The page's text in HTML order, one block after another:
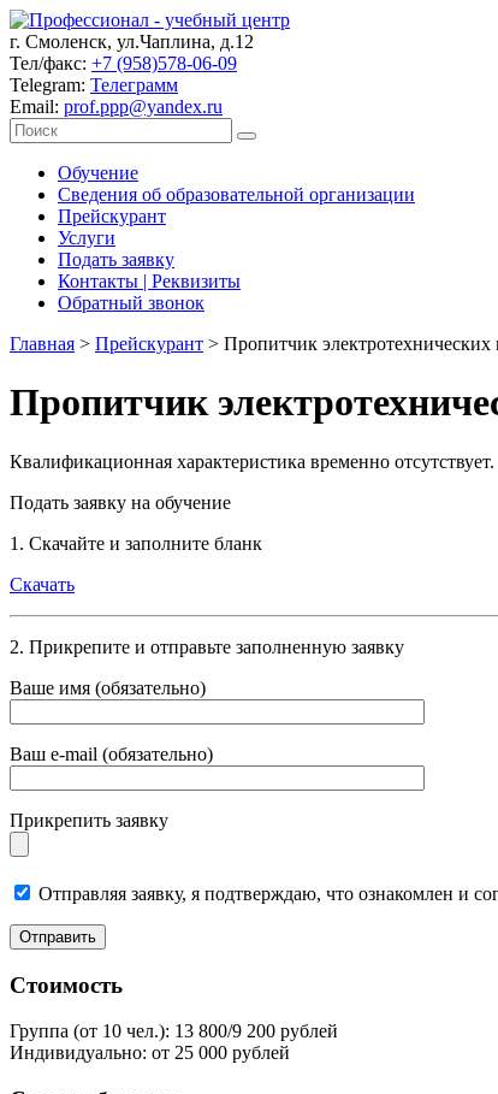
г. Смоленск, ул.Чаплина, д.12
Тел/факс: +7 (958)578-06-09
Telegram: Телеграмм
Email: prof.ppp@yandex.ru
Обучение
Сведения об образовательной организации
Прейскурант
Услуги
Подать заявку
Контакты | Реквизиты
Обратный звонок
Главная > Прейскурант > Пропитчик электротехнических
Пропитчик
Квалификационная характеристика временно отсутствует.
Подать заявку на обучение
1. Скачайте и заполните бланк
Скачать
2. Прикрепите и отправьте заполненную заявку
Ваше имя (обязательно)
Ваш e-mail (обязательно)
Прикрепить заявку
Отправляя заявку, я подтверждаю, что ознакомлен и
Стоимость
Группа (от 10 чел.): 13 800/9 200 рублей
Индивидуально: от 25 000 рублей